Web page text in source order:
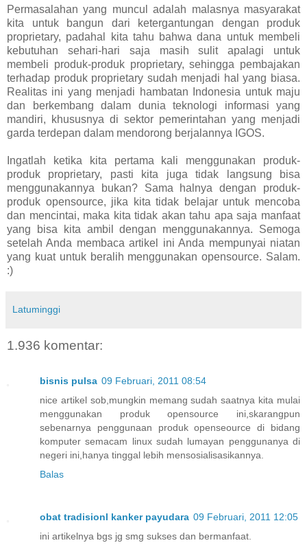
Permasalahan yang muncul adalah malasnya masyarakat
kita untuk bangun dari ketergantungan dengan produk
proprietary, padahal kita tahu bahwa dana untuk membeli
kebutuhan sehari-hari saja masih sulit apalagi untuk
membeli produk-produk proprietary, sehingga pembajakan
terhadap produk proprietary sudah menjadi hal yang biasa.
Realitas ini yang menjadi hambatan Indonesia untuk maju
dan berkembang dalam dunia teknologi informasi yang
mandiri, khususnya di sektor pemerintahan yang menjadi
garda terdepan dalam mendorong berjalannya IGOS.
Ingatlah ketika kita pertama kali menggunakan produk-
produk proprietary, pasti kita juga tidak langsung bisa
menggunakannya bukan? Sama halnya dengan produk-
produk opensource, jika kita tidak belajar untuk mencoba
dan mencintai, maka kita tidak akan tahu apa saja manfaat
yang bisa kita ambil dengan menggunakannya. Semoga
setelah Anda membaca artikel ini Anda mempunyai niatan
yang kuat untuk beralih menggunakan opensource. Salam.
:)
Latuminggi
1.936 komentar:
bisnis pulsa 09 Februari, 2011 08:54
nice artikel sob,mungkin memang sudah saatnya kita mulai
menggunakan produk opensource ini,skarangpun
sebenarnya penggunaan produk openseource di bidang
komputer semacam linux sudah lumayan penggunanya di
negeri ini,hanya tinggal lebih mensosialisasikannya.
Balas
obat tradisionl kanker payudara 09 Februari, 2011 12:05
ini artikelnya bgs jg smg sukses dan bermanfaat.